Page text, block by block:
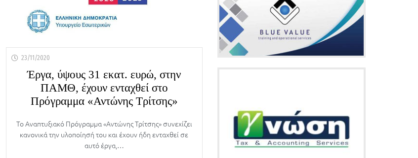
23/11/2020
Έργα, ύψους 31 εκατ. ευρώ, στην
ΠΑΜΘ, έχουν ενταχθεί στο
Πρόγραμμα «Αντώνης Τρίτσης»
Το Αναπτυξιακό Πρόγραμμα «Αντώνης Τρίτσης» συνεχίζει
κανονικά την υλοποίησή του και έχουν ήδη ενταχθεί σε
αυτό έργα,…